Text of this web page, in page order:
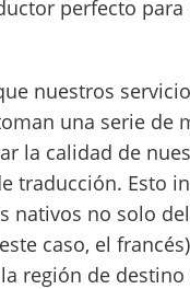
perfecto para
nuestros
una serie de
la calidad de
traducción. Esto
nativos no solo
caso, el
región de destino